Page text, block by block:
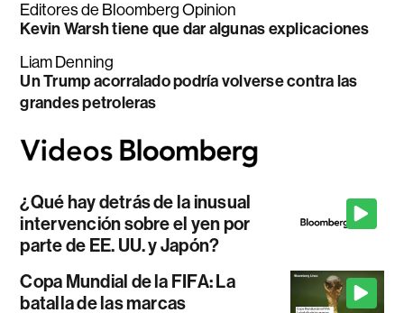
Editores de Bloomberg Opinion
Kevin Warsh tiene que dar algunas explicaciones
Liam Denning
Un Trump acorralado podría volverse contra las
grandes petroleras
¿Qué hay detrás de la inusual
intervención sobre el yen por
parte de EE. UU. y Japón?
Copa Mundial de la FIFA: La
batalla de las marcas